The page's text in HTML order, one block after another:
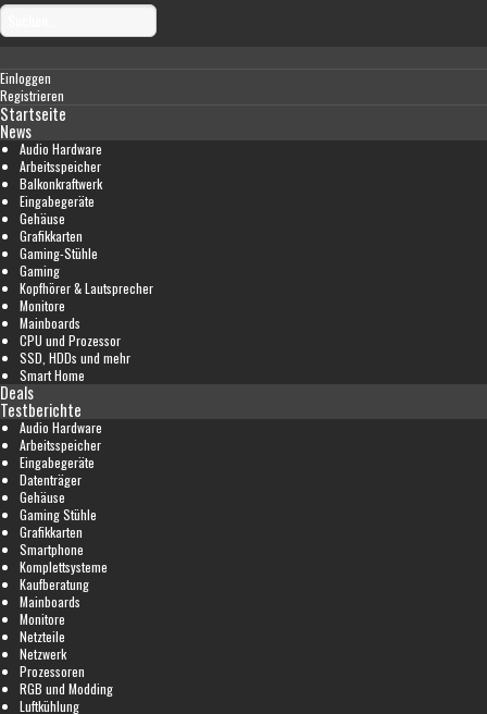
Einloggen
Registrieren
Startseite
News
Audio Hardware
Arbeitsspeicher
Balkonkraftwerk
Eingabegeräte
Gehäuse
Grafikkarten
Gaming-Stühle
Gaming
Kopfhörer & Lautsprecher
Monitore
Mainboards
CPU und Prozessor
SSD, HDDs und mehr
Smart Home
Deals
Testberichte
Audio Hardware
Arbeitsspeicher
Eingabegeräte
Datenträger
Gehäuse
Gaming Stühle
Grafikkarten
Smartphone
Komplettsysteme
Kaufberatung
Mainboards
Monitore
Netzteile
Netzwerk
Prozessoren
RGB und Modding
Luftkühlung